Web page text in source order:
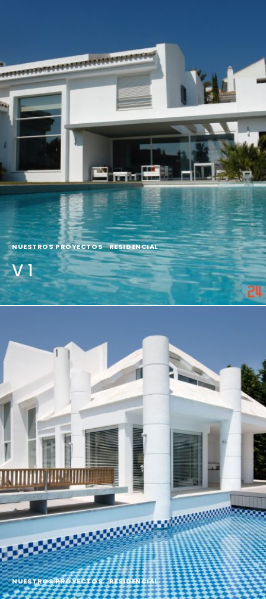
NUESTROS PROYECTOS|RESIDENCIAL
V 1
NUESTROS PROYECTOS|RESIDENCIAL